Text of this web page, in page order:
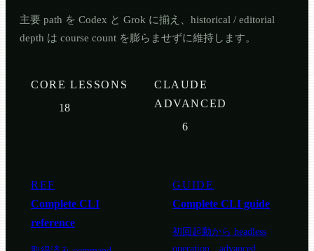
主要 path を Codex と Grok に揃え、historical / editorial
depth は course count を膨らませずに維持します。
CORE LESSONS
18
CLAUDE
ADVANCED
6
REF
Complete CLI
reference
GUIDE
Complete CLI guide
初回起動から headless
operation、advanced